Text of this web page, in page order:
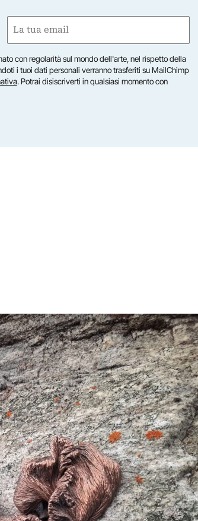
Email
con regolarità sul mondo dell'arte, nel rispetto della
i tuoi dati personali verranno trasferiti su MailChimp
. Potrai disiscriverti in qualsiasi momento con